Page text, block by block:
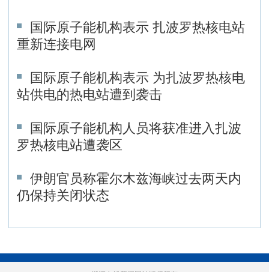
国际原子能机构表示 扎波罗热核电站
重新连接电网
国际原子能机构表示 为扎波罗热核电
站供电的热电站遭到袭击
国际原子能机构人员将获准进入扎波
罗热核电站遭袭区
伊朗官员称霍尔木兹海峡过去两天内
仍保持关闭状态